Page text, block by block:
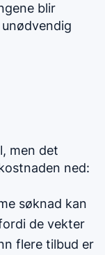
blir
men det
ned:
søknad kan
de vekter
flere tilbud er